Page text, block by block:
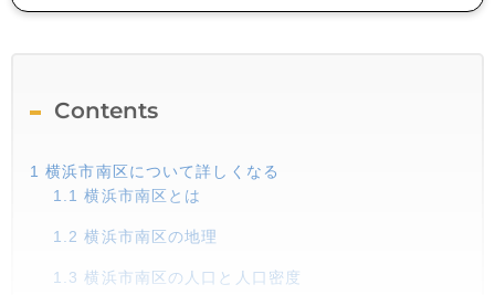
Contents
1 横浜市南区について詳しくなる
1.1 横浜市南区とは
1.2 横浜市南区の地理
1.3 横浜市南区の人口と人口密度